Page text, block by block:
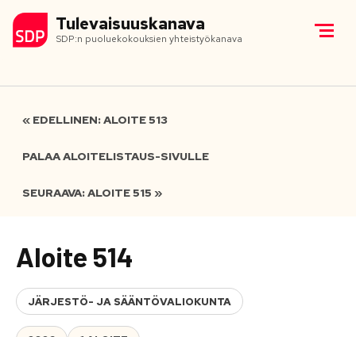
Tulevaisuuskanava
SDP:n puoluekokouksien yhteistyökanava
« EDELLINEN: ALOITE 513
PALAA ALOITELISTAUS-SIVULLE
SEURAAVA: ALOITE 515 »
Aloite 514
JÄRJESTÖ- JA SÄÄNTÖVALIOKUNTA